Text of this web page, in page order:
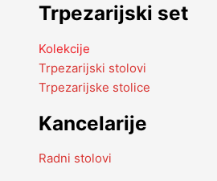
Trpezarijski set
Kolekcije
Trpezarijski stolovi
Trpezarijske stolice
Kancelarije
Radni stolovi